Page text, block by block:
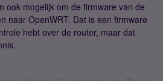
ook mogelijk om de firmware van de
naar OpenWRT. Dat is een firmware
hebt over de router, maar dat